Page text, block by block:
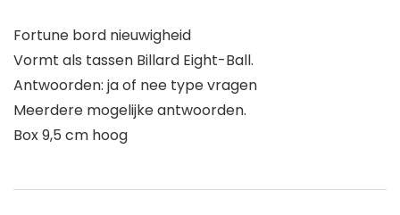
Fortune bord nieuwigheid
Vormt als tassen Billard Eight-Ball.
Antwoorden: ja of nee type vragen
Meerdere mogelijke antwoorden.
Box 9,5 cm hoog